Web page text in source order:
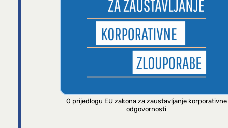
O prijedlogu EU zakona za zaustavljanje korporativne
odgovornosti